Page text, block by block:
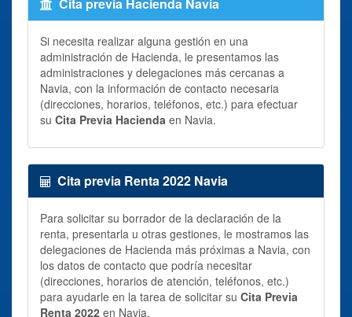
Si necesita realizar alguna gestión en una
administración de Hacienda, le presentamos las
administraciones y delegaciones más cercanas a
Navia, con la información de contacto necesaria
(direcciones, horarios, teléfonos, etc.) para efectuar
su Cita Previa Hacienda en Navia.
Cita previa Renta 2022 Navia
Para solicitar su borrador de la declaración de la
renta, presentarla u otras gestiones, le mostramos las
delegaciones de Hacienda más próximas a Navia, con
los datos de contacto que podría necesitar
(direcciones, horarios de atención, teléfonos, etc.)
para ayudarle en la tarea de solicitar su Cita Previa
Renta 2022 en Navia.